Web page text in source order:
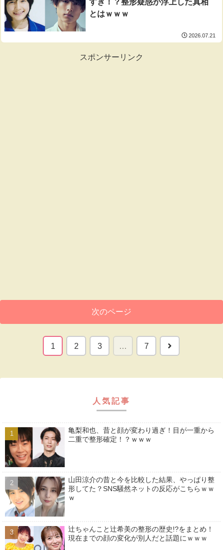
とはｗｗｗ
2026.07.21
スポンサーリンク
次のページ
1 2 3 … 7 次
人気記事
亀梨和也、昔と顔が変わり過ぎ！目が一重から
二重で整形確定！？ｗｗｗ
山田涼介の昔と今を比較した結果、やっぱり整
形してた？SNS騒然ネットの反応がこちらｗｗ
ｗ
辻ちゃんこと辻希美の整形の歴史!?をまとめ！
現在までの顔の変化が別人だと話題にｗｗｗ